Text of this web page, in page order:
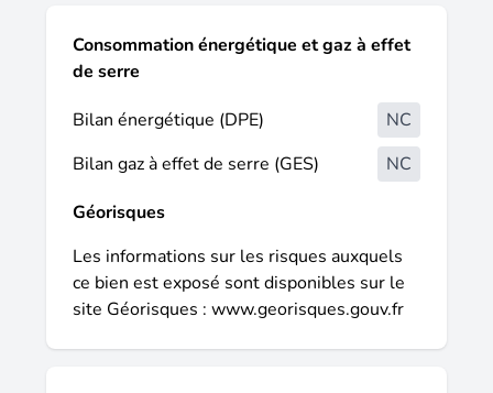
Consommation énergétique et gaz à effet
de serre
Bilan énergétique (DPE)
NC
Bilan gaz à effet de serre (GES)
NC
Géorisques
Les informations sur les risques auxquels
ce bien est exposé sont disponibles sur le
site Géorisques : www.georisques.gouv.fr